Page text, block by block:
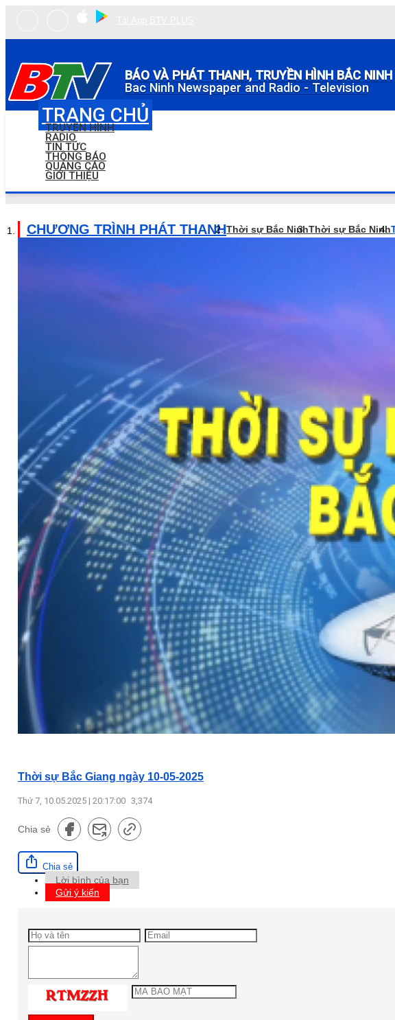
BÁO VÀ PHÁT THANH, TRUYỀN HÌNH BẮC NINH
Bac Ninh Newspaper and Radio - Television
TRANG CHỦ
TRUYỀN HÌNH
RADIO
TIN TỨC
THÔNG BÁO
QUẢNG CÁO
GIỚI THIỆU
CHƯƠNG TRÌNH PHÁT THANHThời sự Bắc NinhThời sự Bắc Ninh
Thời sự Bắc Giang ngày 10-05-2025
Thứ 7, 10.05.2025 | 20:17:00 3,374
Chia sẻ
Chia sẻ
Lời bình của bạn
Gửi ý kiến